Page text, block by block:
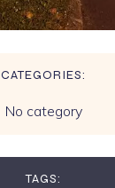
CATEGORIES:
No category
TAGS: